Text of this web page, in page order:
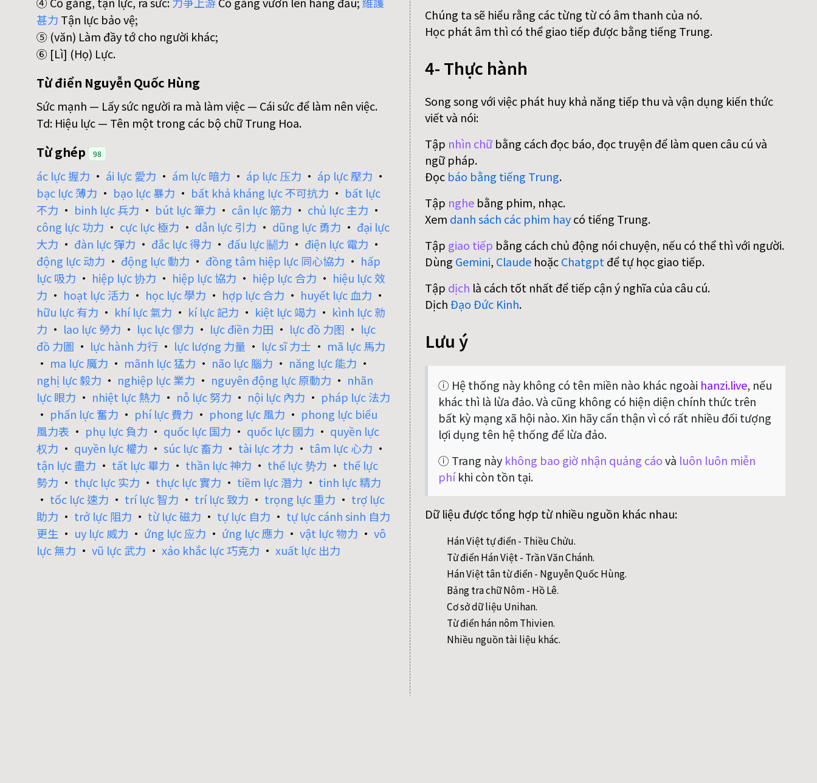
甚力 Tận lực bảo vệ;
⑤ (văn) Làm đầy tớ cho người khác;
⑥ [Lì] (Họ) Lực.
Từ điển Nguyễn Quốc Hùng
Sức mạnh — Lấy sức người ra mà làm việc — Cái sức để làm nên việc.
Td: Hiệu lực — Tên một trong các bộ chữ Trung Hoa.
Từ ghép 98
ác lực 握力 • ái lực 愛力 • ám lực 暗力 • áp lực 压力 • áp lực 壓力 •
bạc lực 薄力 • bạo lực 暴力 • bất khả kháng lực 不可抗力 • bất lực
不力 • binh lực 兵力 • bút lực 筆力 • cân lực 筋力 • chủ lực 主力 •
công lực 功力 • cực lực 極力 • dẫn lực 引力 • dũng lực 勇力 • đại lực
大力 • đàn lực 彈力 • đắc lực 得力 • đấu lực 鬬力 • điện lực 電力 •
động lực 动力 • động lực 動力 • đồng tâm hiệp lực 同心協力 • hấp
lực 吸力 • hiệp lực 协力 • hiệp lực 協力 • hiệp lực 合力 • hiệu lực 效
力 • hoạt lực 活力 • học lực 學力 • hợp lực 合力 • huyết lực 血力 •
hữu lực 有力 • khí lực 氣力 • kí lực 記力 • kiệt lực 竭力 • kình lực 勍
力 • lao lực 勞力 • lục lực 僇力 • lực điền 力田 • lực đồ 力图 • lực
đồ 力圖 • lực hành 力行 • lực lượng 力量 • lực sĩ 力士 • mã lực 馬力
• ma lực 魔力 • mãnh lực 猛力 • não lực 腦力 • năng lực 能力 •
nghị lực 毅力 • nghiệp lực 業力 • nguyên động lực 原動力 • nhãn
lực 眼力 • nhiệt lực 熱力 • nỗ lực 努力 • nội lực 內力 • pháp lực 法力
• phấn lực 奮力 • phí lực 費力 • phong lực 風力 • phong lực biểu
風力表 • phụ lực 負力 • quốc lực 国力 • quốc lực 國力 • quyền lực
权力 • quyền lực 權力 • súc lực 畜力 • tài lực 才力 • tâm lực 心力 •
tận lực 盡力 • tất lực 畢力 • thần lực 神力 • thế lực 势力 • thế lực
勢力 • thực lực 实力 • thực lực 實力 • tiềm lực 潛力 • tinh lực 精力
• tốc lực 速力 • trí lực 智力 • trí lực 致力 • trọng lực 重力 • trợ lực
助力 • trở lực 阻力 • từ lực 磁力 • tự lực 自力 • tự lực cánh sinh 自力
更生 • uy lực 威力 • ứng lực 应力 • ứng lực 應力 • vật lực 物力 • vô
lực 無力 • vũ lực 武力 • xảo khắc lực 巧克力 • xuất lực 出力
Chúng ta sẽ hiểu rằng các từng từ có âm thanh của nó.
Học phát âm thì có thể giao tiếp được bằng tiếng Trung.
4- Thực hành
Song song với việc phát huy khả năng tiếp thu và vận dụng kiến thức
viết và nói:
Tập nhìn chữbằng cách đọc báo, đọc truyện để làm quen câu cú và
ngữ pháp.
Đọc báo bằng tiếng Trung.
Tập nghebằng phim, nhạc.
Xem danh sách các phim haycó tiếng Trung.
Tập giao tiếp bằng cách chủ động nói chuyện, nếu có thể thì với người.
Dùng Gemini, ClaudehoặcChatgpt để tự học giao tiếp.
Tập dịch là cách tốt nhất để tiếp cận ý nghĩa của câu cú.
DịchĐạo Đức Kinh.
Lưu ý
ⓘ Hệ thống này không có tên miền nào khác ngoài hanzi.live, nếu
khác thì là lừa đảo. Và cũng không có hiện diện chính thức trên
bất kỳ mạng xã hội nào. Xin hãy cẩn thận vì có rất nhiều đối tượng
lợi dụng tên hệ thống để lừa đảo.
ⓘ Trang này không bao giờ nhận quảng cáovà luôn luôn miễn
phíkhi còn tồn tại.
Dữ liệu được tổng hợp từ nhiều nguồn khác nhau:
Hán Việt tự điển - Thiều Chửu.
Từ điển Hán Việt - Trần Văn Chánh.
Hán Việt tân từ điển - Nguyễn Quốc Hùng.
Bảng tra chữ Nôm - Hồ Lê.
Cơ sở dữ liệu Unihan.
Từ điển hán nôm Thivien.
Nhiều nguồn tài liệu khác.